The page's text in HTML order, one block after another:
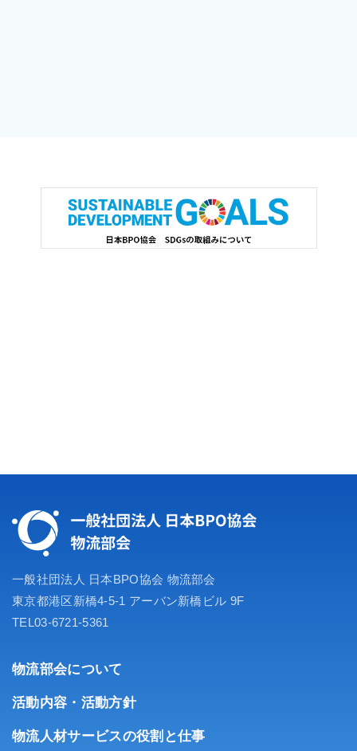
一般社団法人 日本BPO協会 物流部会
東京都港区新橋4-5-1 アーバン新橋ビル 9F
TEL03-6721-5361
物流部会について
活動内容・活動方針
物流人材サービスの役割と仕事